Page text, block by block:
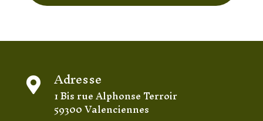
 Adresse
1 Bis rue Alphonse Terroir
59300 Valenciennes